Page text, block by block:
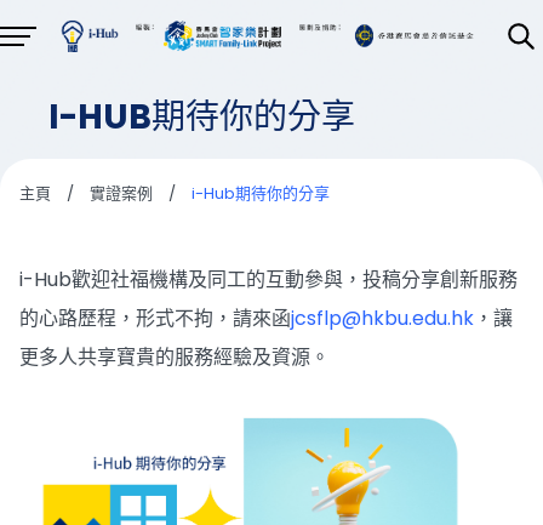
I-HUB期待你的分享
主頁 / 實證案例 / i-Hub期待你的分享
i-Hub歡迎社福機構及同工的互動參與，投稿分享創新服務
的心路歷程，形式不拘，請來函jcsflp@hkbu.edu.hk ，讓
更多人共享寶貴的服務經驗及資源。